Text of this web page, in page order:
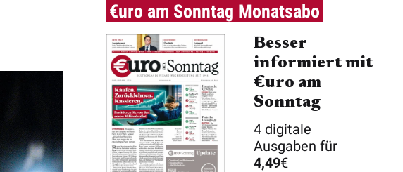
€uro am Sonntag Monatsabo
Besser
informiert mit
€uro am
Sonntag
4 digitale
Ausgaben für
4,49€